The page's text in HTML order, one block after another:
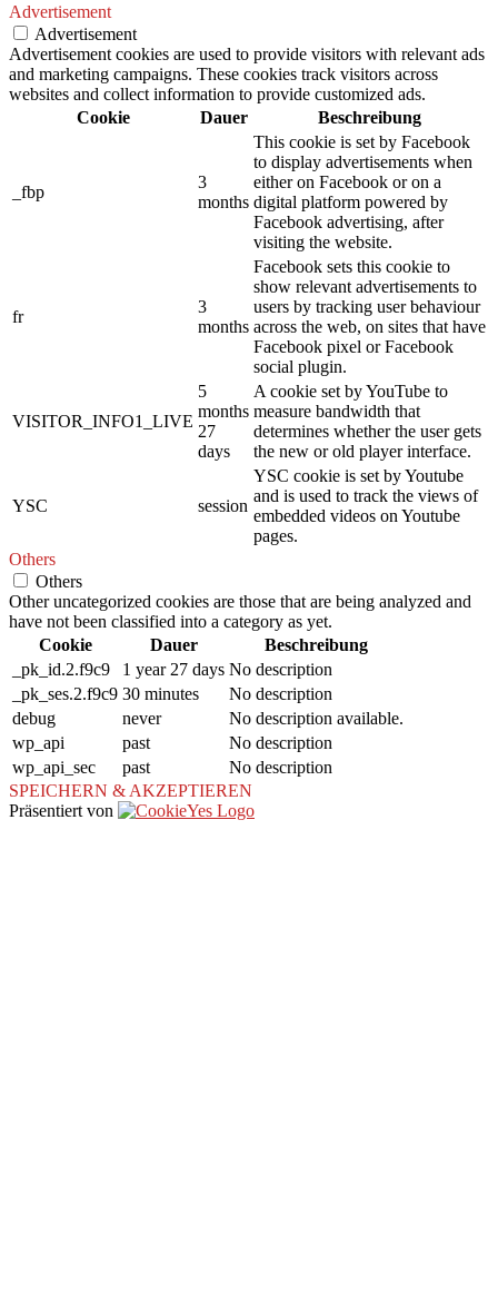
Advertisement
Advertisement
Advertisement cookies are used to provide visitors with relevant ads
and marketing campaigns. These cookies track visitors across
websites and collect information to provide customized ads.
Cookie
Dauer Beschreibung
_fbp
3
months
This cookie is set by Facebook
to display advertisements when
either on Facebook or on a
digital platform powered by
Facebook advertising, after
visiting the website.
fr
3
months
Facebook sets this cookie to
show relevant advertisements to
users by tracking user behaviour
across the web, on sites that have
Facebook pixel or Facebook
social plugin.
VISITOR_INFO1_LIVE
5
months
27
days
A cookie set by YouTube to
measure bandwidth that
determines whether the user gets
the new or old player interface.
YSC session
YSC cookie is set by Youtube
and is used to track the views of
embedded videos on Youtube
pages.
Others
Others
Other uncategorized cookies are those that are being analyzed and
have not been classified into a category as yet.
Cookie
Dauer
Beschreibung
_pk_id.2.f9c9
1 year 27 days No description
_pk_ses.2.f9c9 30 minutes
No description
debug
never
No description available.
wp_api
past
No description
wp_api_sec
past
No description
SPEICHERN & AKZEPTIEREN
Präsentiert von